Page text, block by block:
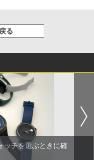
る
ッチを選ぶときに確